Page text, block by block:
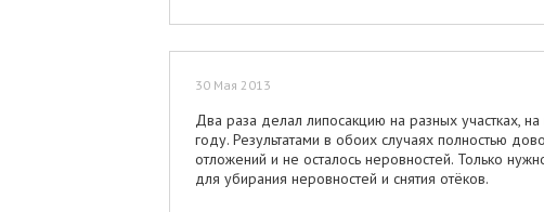
30 Мая 2013
Два раза делал липосакцию на разных участках,
году. Результатами в обоих случаях полностью
отложений и не осталось неровностей. Только
для убирания неровностей и снятия отёков.